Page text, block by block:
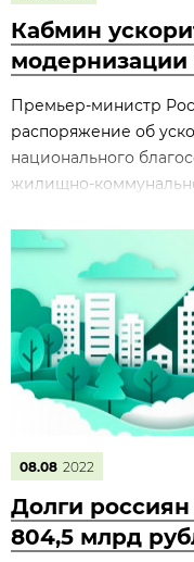
Кабмин
Премьер-министр
распоряжение об
национального
жилищно-
08.08 2022
Долги
804,5 млрд